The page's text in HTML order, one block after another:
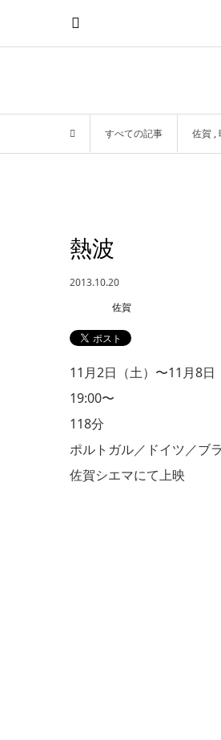
すべての記事 佐賀 ,
熱波
2013.10.20
佐賀
11月2日（土）〜11月8日
19:00〜
118分
ポルトガル／ドイツ／ブ
佐賀シエマにて上映